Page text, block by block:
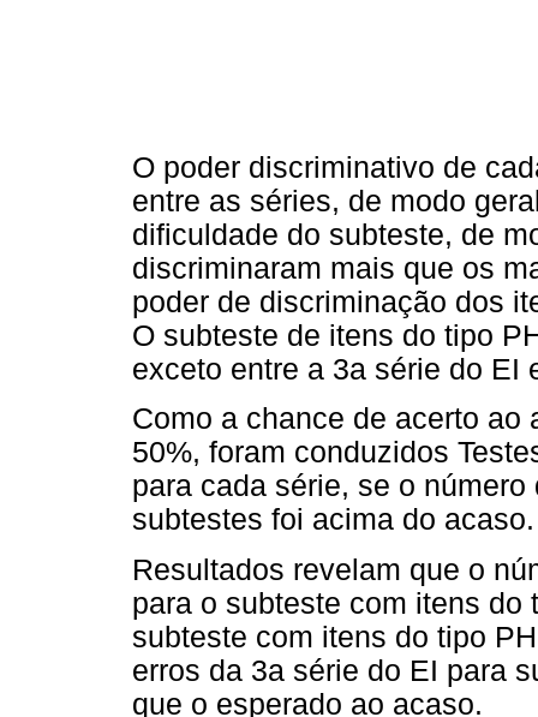
O poder discriminativo de
entre as séries, de modo
dificuldade do subteste, de
discriminaram mais que os
poder de discriminação dos
O subteste de itens do tipo
exceto entre a 3a série do EI
Como a chance de acerto ao
50%, foram conduzidos
para cada série, se o
subtestes foi acima do acaso.
Resultados revelam que o
para o subteste com itens do
subteste com itens do tipo
erros da 3a série do EI para
que o esperado ao acaso.